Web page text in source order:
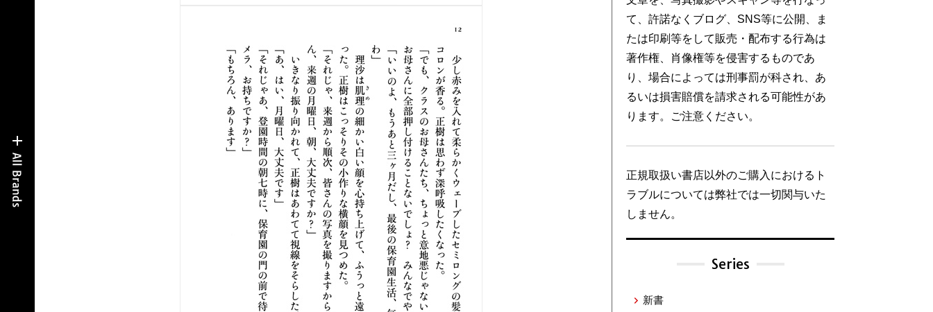
て、許諾なくブログ、SNS等に公開、ま
たは印刷等をして販売・配布する行為は
著作権、肖像権等を侵害するものであ
り、場合によっては刑事罰が科され、あ
るいは損害賠償を請求される可能性があ
ります。ご注意ください。
正規取扱い書店以外のご購入におけるト
ラブルについては弊社では一切関与いた
しません。
Series
新書